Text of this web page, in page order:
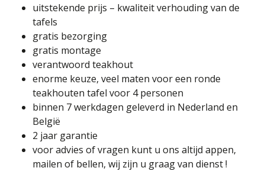
uitstekende prijs – kwaliteit verhouding van de
tafels
gratis bezorging
gratis montage
verantwoord teakhout
enorme keuze, veel maten voor een ronde
teakhouten tafel voor 4 personen
binnen 7 werkdagen geleverd in Nederland en
België
2 jaar garantie
voor advies of vragen kunt u ons altijd appen,
mailen of bellen, wij zijn u graag van dienst !